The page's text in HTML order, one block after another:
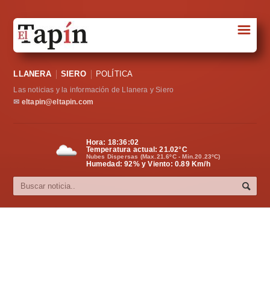
Sociedad
Política
Cultura
☰
LLANERA SIERO POLÍTICA
Las noticias y la información de Llanera y Siero
✉ eltapin@eltapin.com
Hora: 18:36:02
Temperatura actual:21.02°C
Nubes Dispersas (Max.21.6ºC - Min.20.23ºC)
Humedad: 92% y Viento: 0.89 Km/h